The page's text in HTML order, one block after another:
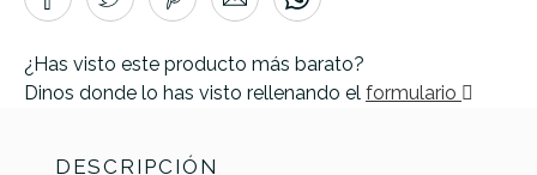
¿Has visto este producto más barato?
Dinos donde lo has visto rellenando el formulario
DESCRIPCIÓN